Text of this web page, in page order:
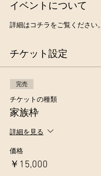
イベントについて
詳細はコチラをご覧ください。
チケット設定
完売
チケットの種類
家族枠
詳細を見る
価格
￥15,000